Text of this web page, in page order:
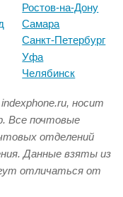
Ростов-на-Дону
Самара
Санкт-Петербург
Уфа
Челябинск
носит
Все почтовые
отделений
Данные взяты из
отличаться от